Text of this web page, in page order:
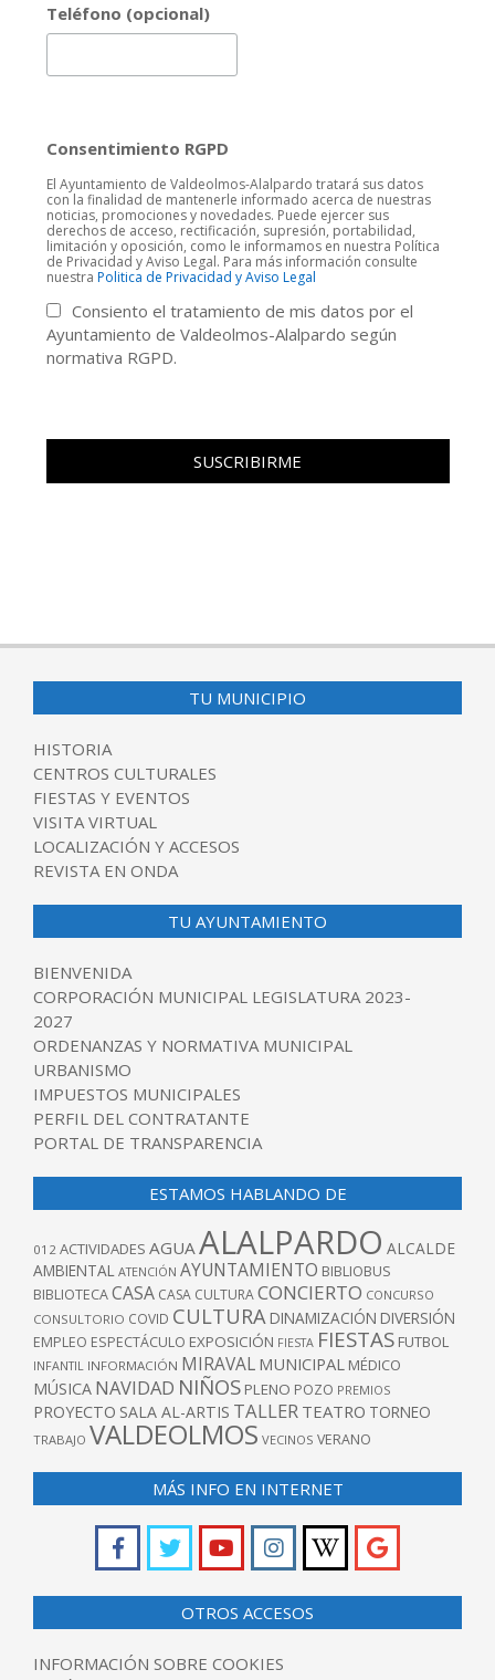
Teléfono (opcional)
Consentimiento RGPD
El Ayuntamiento de Valdeolmos-Alalpardo tratará sus datos
con la finalidad de mantenerle informado acerca de nuestras
noticias, promociones y novedades. Puede ejercer sus
derechos de acceso, rectificación, supresión, portabilidad,
limitación y oposición, como le informamos en nuestra Política
de Privacidad y Aviso Legal. Para más información consulte
nuestra Politica de Privacidad y Aviso Legal
Consiento el tratamiento de mis datos por el
Ayuntamiento de Valdeolmos-Alalpardo según
normativa RGPD.
TU MUNICIPIO
HISTORIA
CENTROS CULTURALES
FIESTAS Y EVENTOS
VISITA VIRTUAL
LOCALIZACIÓN Y ACCESOS
REVISTA EN ONDA
TU AYUNTAMIENTO
BIENVENIDA
CORPORACIÓN MUNICIPAL LEGISLATURA 2023-
2027
ORDENANZAS Y NORMATIVA MUNICIPAL
URBANISMO
IMPUESTOS MUNICIPALES
PERFIL DEL CONTRATANTE
PORTAL DE TRANSPARENCIA
ESTAMOS HABLANDO DE
012 ACTIVIDADES AGUAALALPARDO ALCALDE
AMBIENTAL ATENCIÓN AYUNTAMIENTO BIBLIOBUS
BIBLIOTECACASA CASA CULTURACONCIERTO CONCURSO
CONSULTORIO COVID CULTURA DINAMIZACIÓN DIVERSIÓN
EMPLEO ESPECTÁCULO EXPOSICIÓN FIESTA FIESTAS FUTBOL
INFANTIL INFORMACIÓN MIRAVAL MUNICIPAL MÉDICO
MÚSICA NAVIDAD NIÑOS PLENO POZO PREMIOS
PROYECTO SALA AL-ARTIS TALLER TEATRO TORNEO
TRABAJO VALDEOLMOS VECINOS VERANO
MÁS INFO EN INTERNET
OTROS ACCESOS
INFORMACIÓN SOBRE COOKIES